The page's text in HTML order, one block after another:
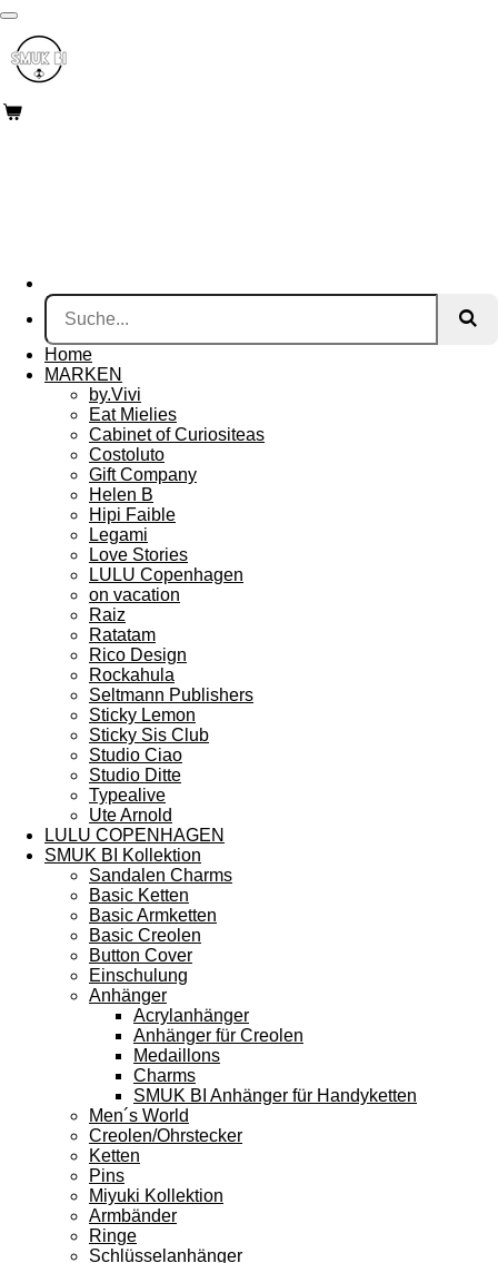
Zum
Hauptinhalt
springen
Home
MARKEN
by.Vivi
Eat Mielies
Cabinet of Curiositeas
Costoluto
Gift Company
Helen B
Hipi Faible
Legami
Love Stories
LULU Copenhagen
on vacation
Raiz
Ratatam
Rico Design
Rockahula
Seltmann Publishers
Sticky Lemon
Sticky Sis Club
Studio Ciao
Studio Ditte
Typealive
Ute Arnold
LULU COPENHAGEN
SMUK BI Kollektion
Sandalen Charms
Basic Ketten
Basic Armketten
Basic Creolen
Button Cover
Einschulung
Anhänger
Acrylanhänger
Anhänger für Creolen
Medaillons
Charms
SMUK BI Anhänger für Handyketten
Men´s World
Creolen/Ohrstecker
Ketten
Pins
Miyuki Kollektion
Armbänder
Ringe
Schlüsselanhänger